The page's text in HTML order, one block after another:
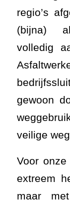
regio’s
(bijna)
volledig
gewoon
veilige
Voor
extreem
maar